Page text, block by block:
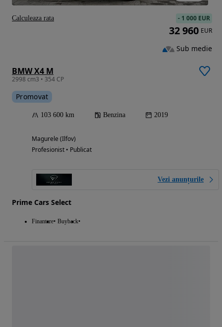
BMW X4 M
2998 cm3 • 354 CP
Promovat
103 600 km Benzina 2019
Magurele (Ilfov)
Profesionist • Publicat
Vezi anunțurile
Prime Cars Select
Finantare Buyback
- 1 000 EUR
32 960 EUR
Sub medie
Calculeaza rata